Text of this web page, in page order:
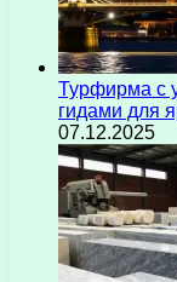
Турфирма с
гидами для
07.12.2025